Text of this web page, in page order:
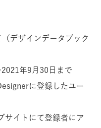
デザインデータブック
年9月30日まで
に登録したユー
サイトにて登録者にア